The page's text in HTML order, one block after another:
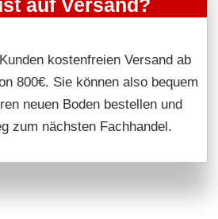
auf Versand?
kostenfreien Versand ab
800€. Sie können also bequem
neuen Boden bestellen und
zum nächsten Fachhandel.